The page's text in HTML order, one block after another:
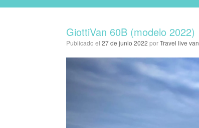
GiottiVan 60B (modelo 2022)
Publicado el 27 de junio 2022 porTravel live van